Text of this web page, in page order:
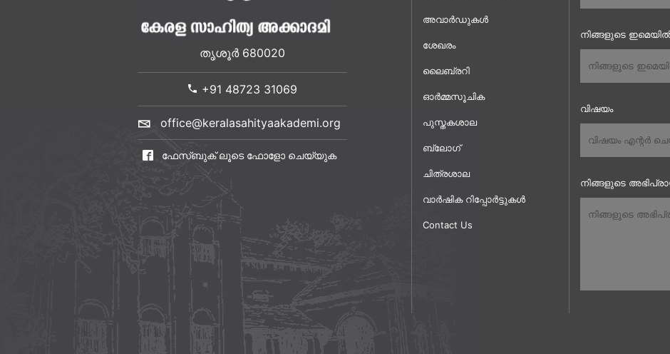
തൃശൂർ 680020
+91 48723 31069
office@keralasahityaakademi.org
ഫേസ്ബുക് ലൂടെ ഫോളോ ചെയ്യുക
അവാർഡുകൾ
ശേഖരം
ലൈബ്രറി
ഓർമ്മസൂചിക
പുസ്തകശാല
ബ്ലോഗ്
ചിത്രശാല
വാർഷിക റിപ്പോർട്ടുകൾ
Contact Us
നിങ്ങളുടെ
വിഷയം
നിങ്ങളുടെ